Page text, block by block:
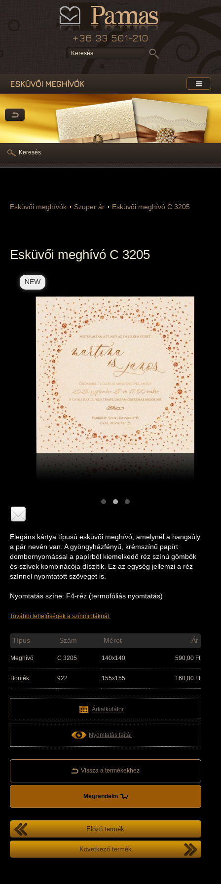
+36 33 501-210
ESKÜVŐI MEGHÍVÓK
Esküvői meghívók Szuper ár Esküvői meghívó C 3205
Esküvői meghívó C 3205
NEW
Elegáns kártya típusú esküvői meghívó, amelynél a hangsúly
a pár nevén van. A gyöngyházfényű, krémszínű papírt
dombornyomással a papírból kiemelkedő réz színú gömbök
és szívek kombinácója díszítik. Ez az egység jellemzi a réz
színnel nyomtatott szöveget is.
Nyomtatás színe: F4-réz (termofóliás nyomtatás)
További lehetőségek a színmintáknál.
Típus Szám Méret Ár
Meghívó C 3205 140x140 590,00 Ft
Boríték 922 155x155 160,00 Ft
Árkalkulátor
Nyomtatás fajtái
Vissza a termékekhez
Megrendelni
Előző termék
Következő termék
Keresés